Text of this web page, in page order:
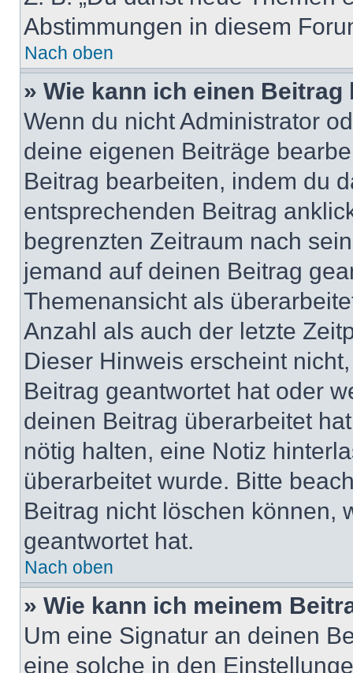
Abstimmungen in diesem
Nach oben
» Wie kann ich einen
Wenn du nicht Administrator
deine eigenen Beiträge
Beitrag bearbeiten, indem du
entsprechenden Beitrag
begrenzten Zeitraum nach
jemand auf deinen Beitrag
Themenansicht als
Anzahl als auch der letzte
Dieser Hinweis erscheint
Beitrag geantwortet hat oder
deinen Beitrag überarbeitet
nötig halten, eine Notiz
überarbeitet wurde. Bitte
Beitrag nicht löschen können,
geantwortet hat.
Nach oben
» Wie kann ich meinem
Um eine Signatur an deinen
eine solche in den